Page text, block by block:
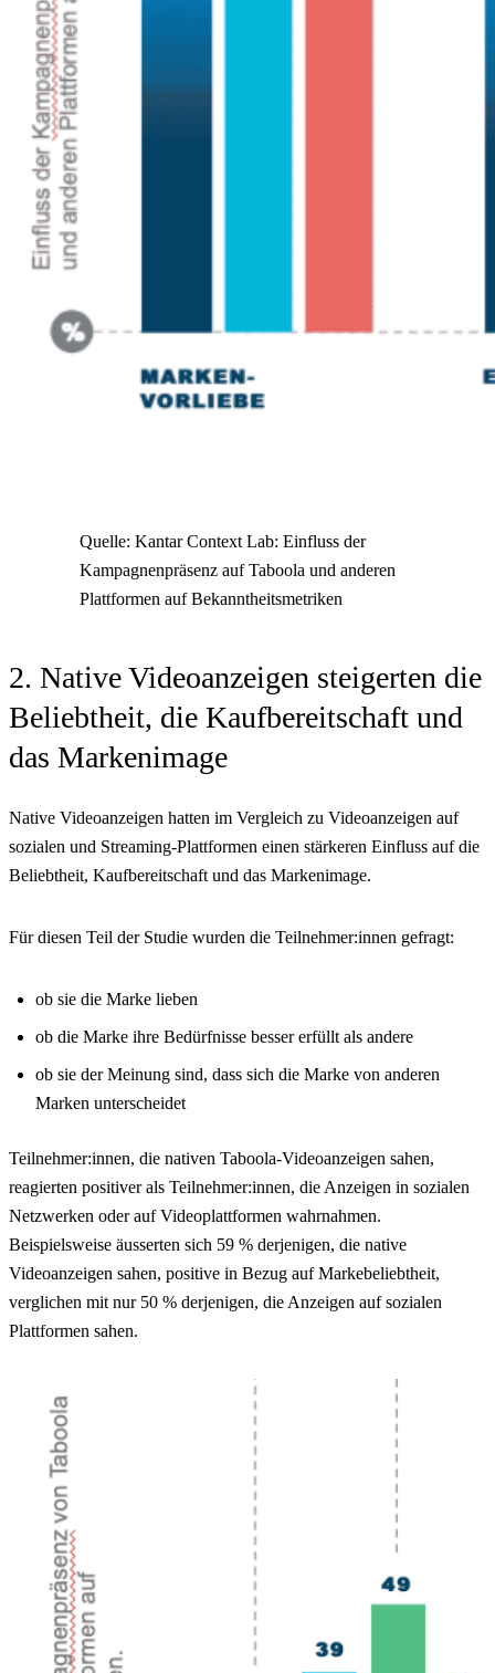
Quelle: Kantar Context Lab: Einfluss der
Kampagnenpräsenz auf Taboola und anderen
Plattformen auf Bekanntheitsmetriken
2. Native Videoanzeigen steigerten die
Beliebtheit, die Kaufbereitschaft und
das Markenimage
Native Videoanzeigen hatten im Vergleich zu Videoanzeigen auf
sozialen und Streaming-Plattformen einen stärkeren Einfluss auf die
Beliebtheit, Kaufbereitschaft und das Markenimage.
Für diesen Teil der Studie wurden die Teilnehmer:innen gefragt:
ob sie die Marke lieben
ob die Marke ihre Bedürfnisse besser erfüllt als andere
ob sie der Meinung sind, dass sich die Marke von anderen
Marken unterscheidet
Teilnehmer:innen, die nativen Taboola-Videoanzeigen sahen,
reagierten positiver als Teilnehmer:innen, die Anzeigen in sozialen
Netzwerken oder auf Videoplattformen wahrnahmen.
Beispielsweise äusserten sich 59 % derjenigen, die native
Videoanzeigen sahen, positive in Bezug auf Markebeliebtheit,
verglichen mit nur 50 % derjenigen, die Anzeigen auf sozialen
Plattformen sahen.